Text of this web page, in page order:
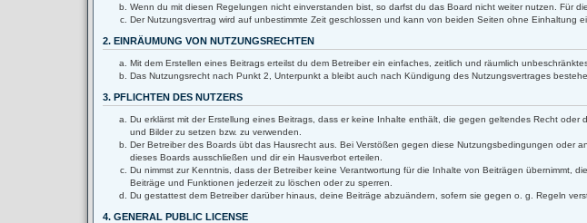
Wenn du mit diesen Regelungen nicht einverstanden bist, so darfst du das Board nicht weiter nutzen. Für
Der Nutzungsvertrag wird auf unbestimmte Zeit geschlossen und kann von beiden Seiten ohne Einhaltung
2. EINRÄUMUNG VON NUTZUNGSRECHTEN
Mit dem Erstellen eines Beitrags erteilst du dem Betreiber ein einfaches, zeitlich und räumlich
Das Nutzungsrecht nach Punkt 2, Unterpunkt a bleibt auch nach Kündigung des Nutzungsvertrages
3. PFLICHTEN DES NUTZERS
Du erklärst mit der Erstellung eines Beitrags, dass er keine Inhalte enthält, die gegen geltendes Recht
und Bilder zu setzen bzw. zu verwenden.
Der Betreiber des Boards übt das Hausrecht aus. Bei Verstößen gegen diese Nutzungsbedingungen oder
dieses Boards ausschließen und dir ein Hausverbot erteilen.
Du nimmst zur Kenntnis, dass der Betreiber keine Verantwortung für die Inhalte von Beiträgen übernimmt,
Beiträge und Funktionen jederzeit zu löschen oder zu sperren.
Du gestattest dem Betreiber darüber hinaus, deine Beiträge abzuändern, sofern sie gegen o. g. Regeln
4. GENERAL PUBLIC LICENSE